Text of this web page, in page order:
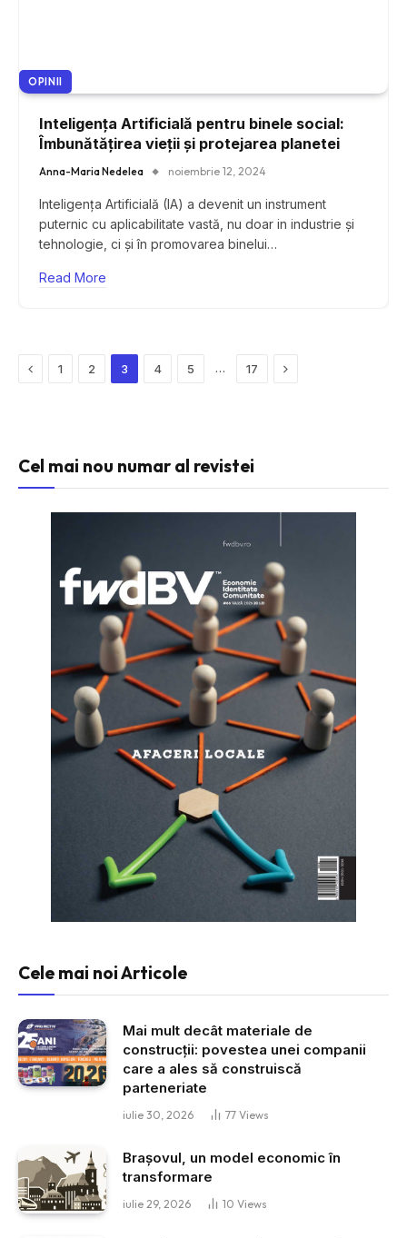
OPINII
Inteligența Artificială pentru binele social:
Îmbunătățirea vieții și protejarea planetei
Anna-Maria Nedelea noiembrie 12, 2024
Inteligența Artificială (IA) a devenit un instrument
puternic cu aplicabilitate vastă, nu doar in industrie și
tehnologie, ci și în promovarea binelui…
Read More
Previous
1 2 3 4 5 … 17 Next
Cel mai nou numar al revistei
Cele mai noi Articole
Mai mult decât materiale de
construcții: povestea unei companii
care a ales să construiscă
parteneriate
iulie 30, 2026 77 Views
Brașovul, un model economic în
transformare
iulie 29, 2026 10 Views